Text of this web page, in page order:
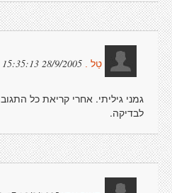
טַל . 28/9/2005 15:35:13
גמני גיליתי. אחרי קריאת כל
לבדיקה.